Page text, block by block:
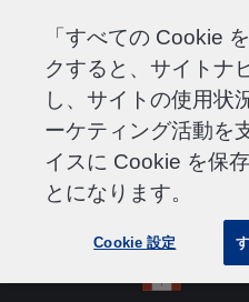
Go to home
Jump to navigation
Jump to content
コンタクト採用情報 サプライヤ
Japan
Au
str
ali
a
Australia
Au
stri
Br
azi
「すべての Cookie
クすると、サイトナ
し、サイトの使用状
ーケティング活動を
イスに Cookie を保
とになります。
Cookie 設定